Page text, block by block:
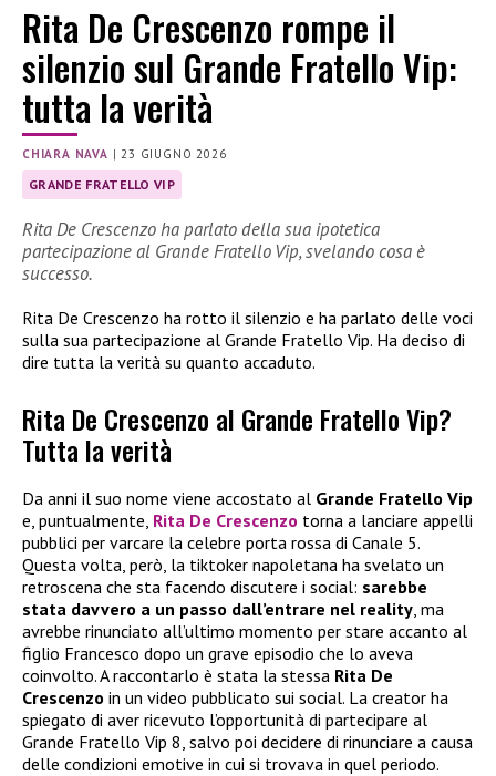
Rita De Crescenzo rompe il
silenzio sul Grande Fratello Vip:
tutta la verità
CHIARA NAVA |23 GIUGNO 2026
GRANDE FRATELLO VIP
Rita De Crescenzo ha parlato della sua ipotetica
partecipazione al Grande Fratello Vip, svelando cosa è
successo.
Rita De Crescenzo ha rotto il silenzio e ha parlato delle voci
sulla sua partecipazione al Grande Fratello Vip. Ha deciso di
dire tutta la verità su quanto accaduto.
Rita De Crescenzo al Grande Fratello Vip?
Tutta la verità
Da anni il suo nome viene accostato al Grande Fratello Vip
e, puntualmente, Rita De Crescenzo torna a lanciare appelli
pubblici per varcare la celebre porta rossa di Canale 5.
Questa volta, però, la tiktoker napoletana ha svelato un
retroscena che sta facendo discutere i social: sarebbe
stata davvero a un passo dall’entrare nel reality , ma
avrebbe rinunciato all’ultimo momento per stare accanto al
figlio Francesco dopo un grave episodio che lo aveva
coinvolto. A raccontarlo è stata la stessa Rita De
Crescenzo in un video pubblicato sui social. La creator ha
spiegato di aver ricevuto l’opportunità di partecipare al
Grande Fratello Vip 8, salvo poi decidere di rinunciare a causa
delle condizioni emotive in cui si trovava in quel periodo.